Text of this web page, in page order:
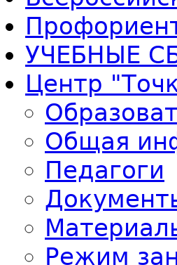
УЧЕБНЫЕ
Центр
Общая
Педагоги
Режим